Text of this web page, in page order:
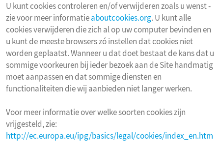
U kunt cookies controleren en/of verwijderen zoals u wenst -
zie voor meer informatieaboutcookies.org. U kunt alle
cookies verwijderen die zich al op uw computer bevinden en
u kunt de meeste browsers zó instellen dat cookies niet
worden geplaatst. Wanneer u dat doet bestaat de kans dat u
sommige voorkeuren bij ieder bezoek aan de Site handmatig
moet aanpassen en dat sommige diensten en
functionaliteiten die wij aanbieden niet langer werken.
Voor meer informatie over welke soorten cookies zijn
vrijgesteld, zie:
http://ec.europa.eu/ipg/basics/legal/cookies/index_en.htm